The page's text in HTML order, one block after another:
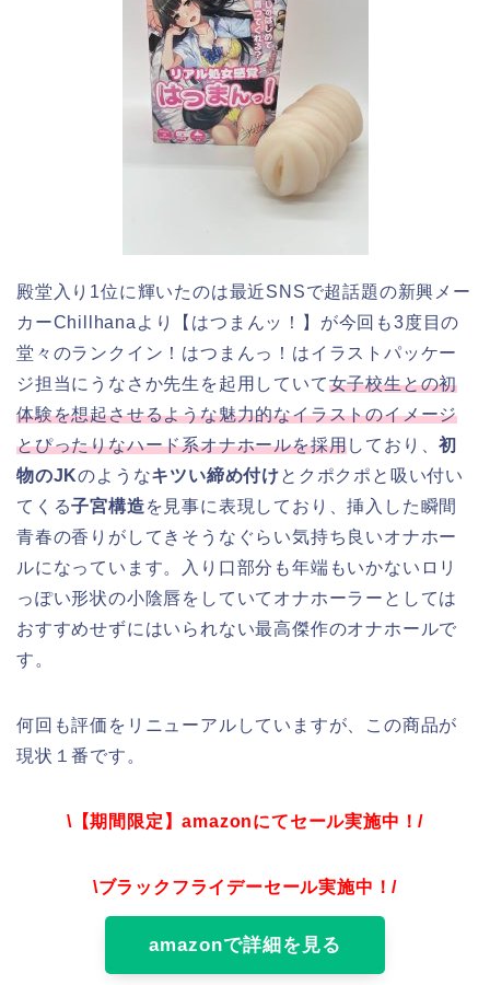
殿堂入り1位に輝いたのは最近SNSで超話題の新興メー
カーChillhanaより【はつまんッ！】が今回も3度目の
堂々のランクイン！はつまんっ！はイラストパッケー
ジ担当にうなさか先生を起用していて女子校生との初
体験を想起させるような魅力的なイラストのイメージ
とぴったりなハード系オナホールを採用しており、初
物のJKのようなキツい締め付けとクポクポと吸い付い
てくる子宮構造を見事に表現しており、挿入した瞬間
青春の香りがしてきそうなぐらい気持ち良いオナホー
ルになっています。入り口部分も年端もいかないロリ
っぽい形状の小陰唇をしていてオナホーラーとしては
おすすめせずにはいられない最高傑作のオナホールで
す。
何回も評価をリニューアルしていますが、この商品が
現状１番です。
\【期間限定】amazonにてセール実施中！/
\ブラックフライデーセール実施中！/
amazonで詳細を見る